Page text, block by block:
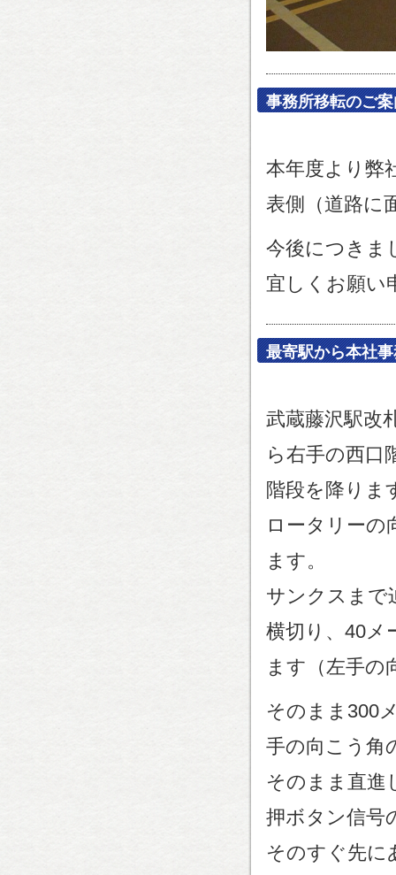
事務所移転のご案
本年度より弊
表側（道路に
今後につきま
宜しくお願い
最寄駅から本社
武蔵藤沢駅改
ら右手の西口
階段を降りま
ロータリーの
ます。
サンクスまで
横切り、40メ
ます（左手の
そのまま300
手の向こう角
そのまま直進
押ボタン信号
そのすぐ先に